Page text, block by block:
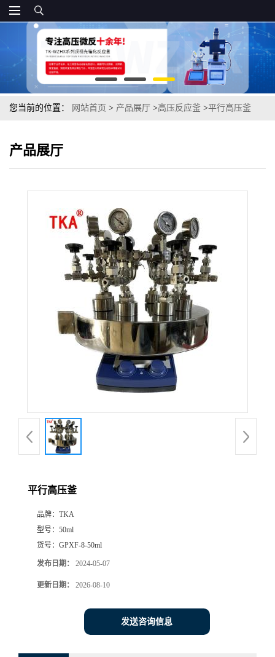
您当前的位置： 网站首页 > 产品展厅 >高压反应釜 >平行高压釜
产品展厅
平行高压釜
品牌： TKA
型号： 50ml
货号： GPXF-8-50ml
发布日期： 2024-05-07
更新日期： 2026-08-10
发送咨询信息